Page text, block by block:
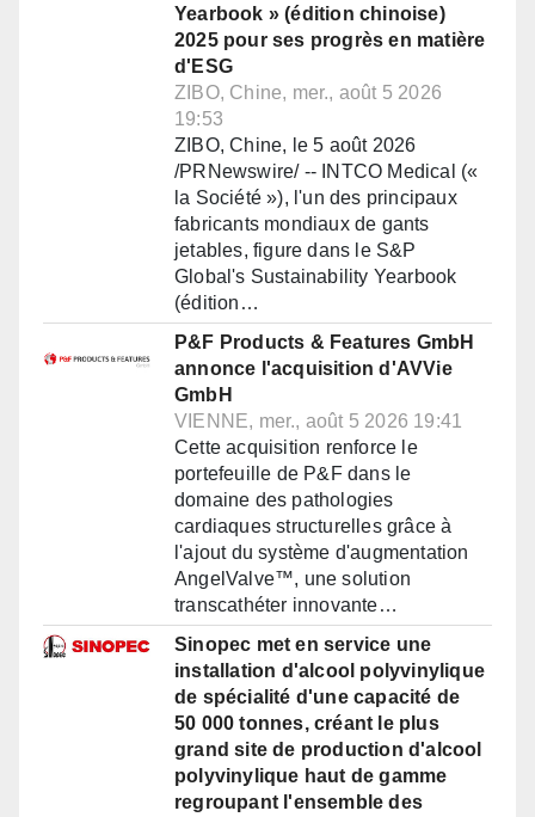
Yearbook » (édition chinoise)
2025 pour ses progrès en matière
d'ESG
ZIBO, Chine, mer., août 5 2026
19:53
ZIBO, Chine, le 5 août 2026
/PRNewswire/ -- INTCO Medical («
la Société »), l'un des principaux
fabricants mondiaux de gants
jetables, figure dans le S&P
Global's Sustainability Yearbook
(édition…
P&F Products & Features GmbH
annonce l'acquisition d'AVVie
GmbH
VIENNE, mer., août 5 2026 19:41
Cette acquisition renforce le
portefeuille de P&F dans le
domaine des pathologies
cardiaques structurelles grâce à
l'ajout du système d'augmentation
AngelValve™, une solution
transcathéter innovante…
Sinopec met en service une
installation d'alcool polyvinylique
de spécialité d'une capacité de
50 000 tonnes, créant le plus
grand site de production d'alcool
polyvinylique haut de gamme
regroupant l'ensemble des